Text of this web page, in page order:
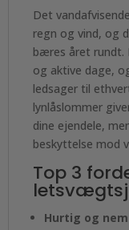
Det
regn og vind, og
bæres året rundt.
og aktive dage,
ledsager til
lynlåslommer
dine ejendele,
beskyttelse mod
Top 3
Hurtig og